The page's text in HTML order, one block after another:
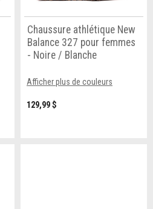
Chaussure athlétique New
Balance 327 pour femmes
- Noire / Blanche
Afficher plus de couleurs
129,99 $